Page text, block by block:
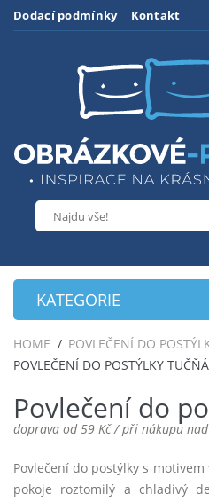
Dodací podmínky Kontakt
KATEGORIE
HOME
POVLEČENÍ DO
POVLEČENÍ DO POSTÝLKY
Povlečení do
doprava od 59 Kč / při nákupu
Povlečení do postýlky s motivem
pokoje roztomilý a chladivý